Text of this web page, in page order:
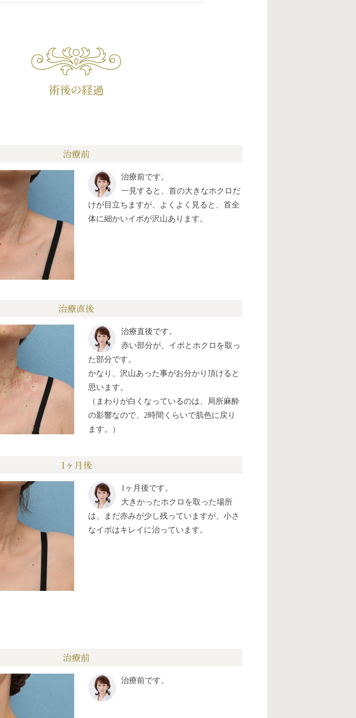
術後の経過
治療前
治療前です。
一見すると、首の大きなホクロだ
けが目立ちますが、よくよく見ると、首全
体に細かいイボが沢山あります。
治療直後
治療直後です。
赤い部分が、イボとホクロを取っ
た部分です。
かなり、沢山あった事がお分かり頂けると
思います。
（まわりが白くなっているのは、局所麻酔
の影響なので、2時間くらいで肌色に戻り
ます。）
1ヶ月後
1ヶ月後です。
大きかったホクロを取った場所
は、まだ赤みが少し残っていますが、小さ
なイボはキレイに治っています。
治療前
治療前です。